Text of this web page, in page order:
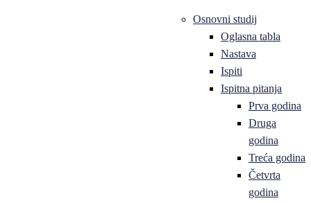
Osnovni studij
Oglasna tabla
Nastava
Ispiti
Ispitna pitanja
Prva godina
Druga
godina
Treća godina
Četvrta
godina